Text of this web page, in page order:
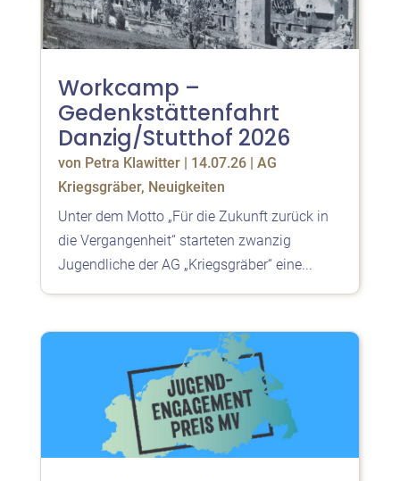
Workcamp –
Gedenkstättenfahrt
Danzig/Stutthof 2026
von Petra Klawitter| 14.07.26| AG
Kriegsgräber, Neuigkeiten
Unter dem Motto „Für die Zukunft zurück in
die Vergangenheit“ starteten zwanzig
Jugendliche der AG „Kriegsgräber“ eine...